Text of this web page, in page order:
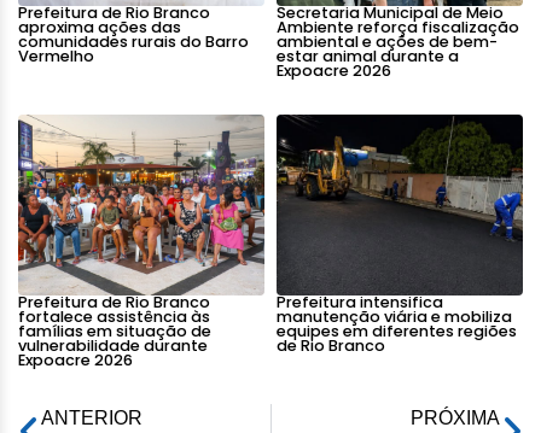
Prefeitura de Rio Branco
aproxima ações das
comunidades rurais do Barro
Vermelho
Secretaria Municipal de Meio
Ambiente reforça fiscalização
ambiental e ações de bem-
estar animal durante a
Expoacre 2026
Prefeitura de Rio Branco
fortalece assistência às
famílias em situação de
vulnerabilidade durante
Expoacre 2026
Prefeitura intensifica
manutenção viária e mobiliza
equipes em diferentes regiões
de Rio Branco
ANTERIOR
PRÓXIMA